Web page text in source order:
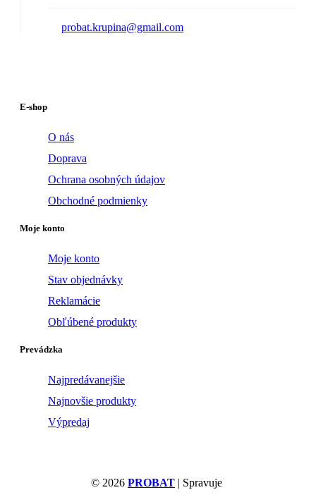
probat.krupina@gmail.com
E-shop
O nás
Doprava
Ochrana osobných údajov
Obchodné podmienky
Moje konto
Moje konto
Stav objednávky
Reklamácie
Obľúbené produkty
Prevádzka
Najpredávanejšie
Najnovšie produkty
Výpredaj
© 2026 PROBAT | Spravuje